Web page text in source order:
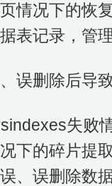
情况下的恢
表记录，管
误删除后导
失败
下的碎片提
、误删除数